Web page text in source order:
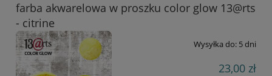
farba akwarelowa w proszku color glow 13@rts
- citrine
Wysyłka do: 5 dni
23,00 zł